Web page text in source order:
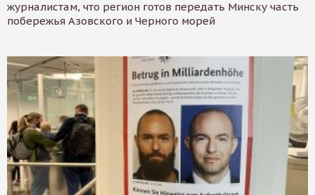
журналистам, что регион готов передать Минску часть
побережья Азовского и Черного морей